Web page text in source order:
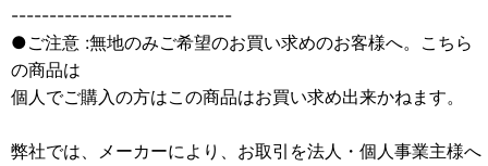
-----------------------------
●ご注意 :無地のみご希望のお買い求めのお客様へ。こちら
の商品は
個人でご購入の方はこの商品はお買い求め出来かねます。
弊社では、メーカーにより、お取引を法人・個人事業主様へ